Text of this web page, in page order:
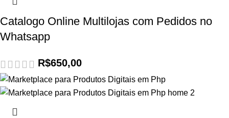
Catalogo Online Multilojas com Pedidos no
Whatsapp
R$650,00